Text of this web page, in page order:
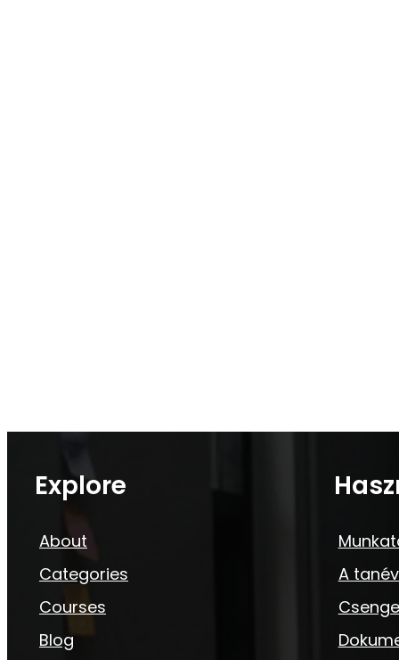
Explore
About
Categories
Courses
Blog
A